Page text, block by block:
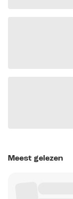
Meest gelezen